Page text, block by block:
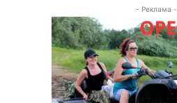
- Реклама -